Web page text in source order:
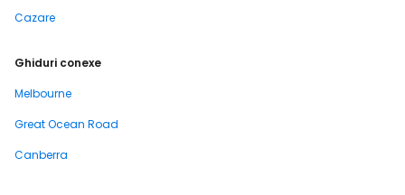
Cazare
Ghiduri conexe
Melbourne
Great Ocean Road
Canberra